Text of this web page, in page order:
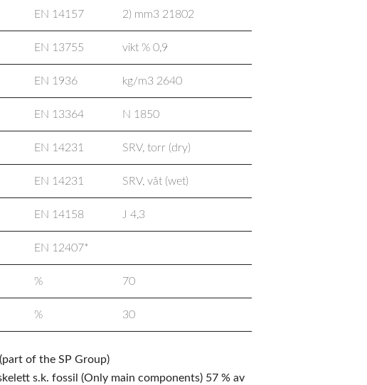
EN 14157 2) mm3 21802
EN 13755 vikt % 0,9
EN 1936 kg/m3 2640
EN 13364 N 1850
EN 14231 SRV, torr (dry)
EN 14231 SRV, våt (wet)
EN 14158 J 4,3
EN 12407*
% 70
% 30
of the SP Group)
s.k. fossil (Only main components) 57 % av